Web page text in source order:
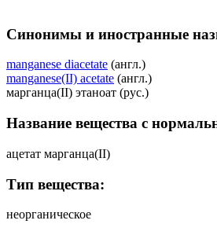
Синонимы и иностранные
manganese diacetate (англ.)
manganese(II) acetate (англ.)
марганца(II) этаноат (рус.)
Название вещества с
ацетат марганца(II)
Тип вещества:
неорганическое